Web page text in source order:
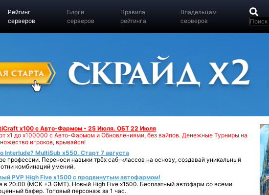
Рейтинг
серверов
Блоги
серверов
Правила
рейтинга
Владельцам
серверов
x100 с Авто-Фармом - 25 Июля. ОБТ 22 Июля
х1 до х100000 с Авто-Фармом и Обновлениями, без вайпов. Денежные Турниры на
игроков, врывайся!
Interlude? MultiSub x550. Старт 7 августа
профессии. Переноси навыки трёх саб-классов на основу, создавай уникальный
комбинаций умений.
PVP High Five x1500 с продвинутым автофармом!
в 20:00 (МСК +3 GMT). Новый High Five x1500. Бесплатный автофарм со всеми
бафер. Топовый персонаж за 1 час.